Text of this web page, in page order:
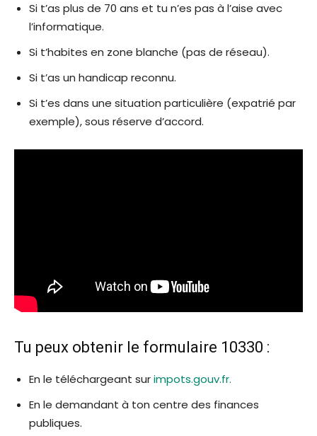
Si t’as plus de 70 ans et tu n’es pas à l’aise avec
l’informatique.
Si t’habites en zone blanche (pas de réseau).
Si t’as un handicap reconnu.
Si t’es dans une situation particulière (expatrié par
exemple), sous réserve d’accord.
Tu peux obtenir le formulaire 10330 :
En le téléchargeant surimpots.gouv.fr.
En le demandant à ton centre des finances
publiques.